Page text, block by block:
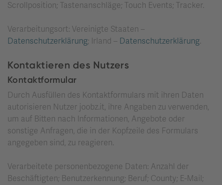
Scrollposition; Tastenanschläge; Touch Events; Tracker.
Verarbeitungsort: Vereinigte Staaten –
Datenschutzerklärung; Irland – Datenschutzerklärung.
Kontaktieren des Nutzers
Kontaktformular
Durch Ausfüllen des Kontaktformulars mit ihren Daten
autorisieren Nutzer joobz.it, ihre Angaben zu verwenden,
um auf Bitten nach Informationen, Angebote oder
sonstige Anfragen, die in der Kopfzeile des Formulars
angegeben sind, zu reagieren.
Verarbeitete personenbezogene Daten: Anzahl der
Beschäftigten; Benutzerkennung; Beruf; County; E-Mail;